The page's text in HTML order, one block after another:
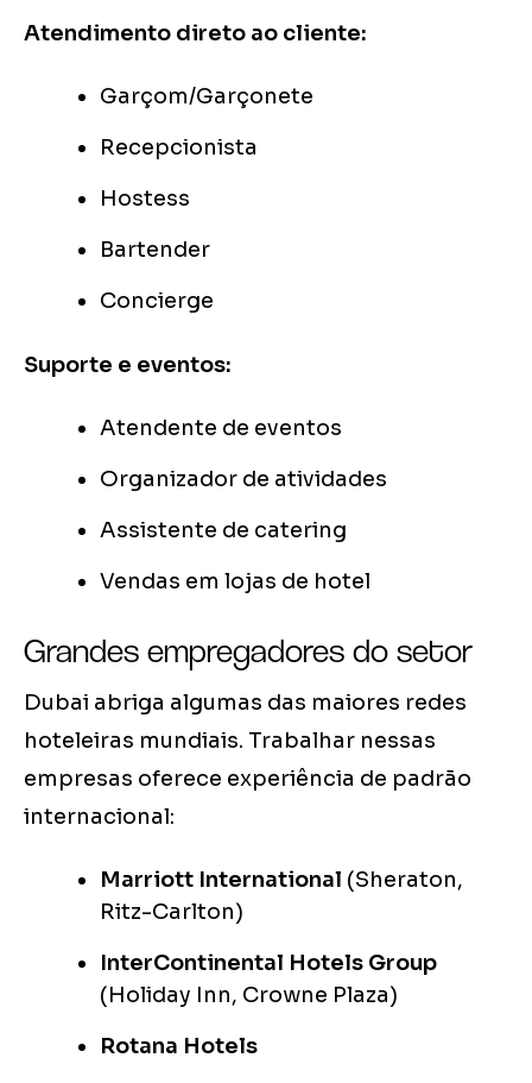
Atendimento direto ao cliente:
Garçom/Garçonete
Recepcionista
Hostess
Bartender
Concierge
Suporte e eventos:
Atendente de eventos
Organizador de atividades
Assistente de catering
Vendas em lojas de hotel
Grandes empregadores do setor
Dubai abriga algumas das maiores redes
hoteleiras mundiais. Trabalhar nessas
empresas oferece experiência de padrão
internacional:
Marriott International (Sheraton,
Ritz-Carlton)
InterContinental Hotels Group
(Holiday Inn, Crowne Plaza)
Rotana Hotels